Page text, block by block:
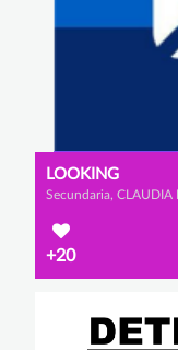
LOOKING
+20